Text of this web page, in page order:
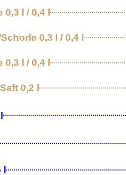
l / 0,4 l
0,3 l / 0,4 l
l / 0,4 l
0,2 l